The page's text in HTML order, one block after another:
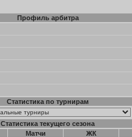
Профиль арбитра
Статистика по турнирам
Статистика текущего сезона
Матчи ЖК